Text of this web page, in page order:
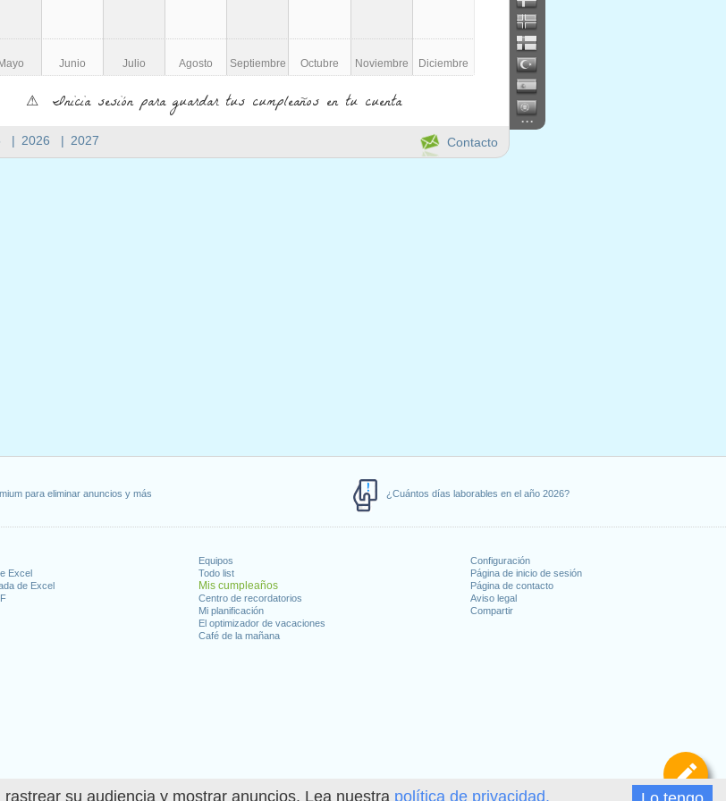
su audiencia y mostrar anuncios. Lea nuestra política de privacidad.
para eliminar anuncios y más ¿Cuántos días laborables en el año 2026?
Excel
de Excel
Equipos
Todo list
Mis cumpleaños
Centro de recordatorios
Mi planificación
El optimizador de vacaciones
Café de la mañana
Configuración
Página de inicio de sesión
Página de contacto
Aviso legal
Compartir
| 2026 | 2027
...
Contacto
Mayo Junio Julio Agosto Septiembre Octubre Noviembre Diciembre
⚠ Inicia sesión para guardar tus cumpleaños en tu cuenta